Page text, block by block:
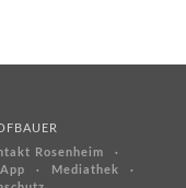
Rosenheim
Mediathek